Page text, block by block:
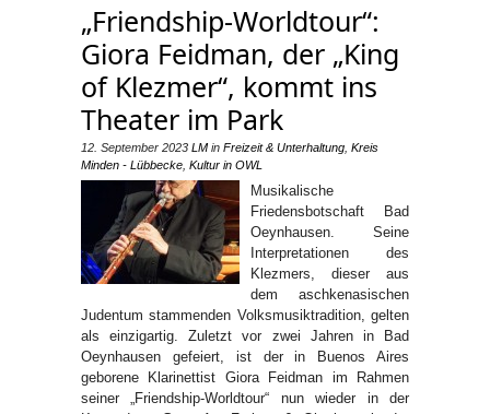
„Friendship-Worldtour“:
Giora Feidman, der „King
of Klezmer“, kommt ins
Theater im Park
12. September 2023 LM in Freizeit & Unterhaltung Kreis
Minden - Lübbecke Kultur in OWL
Musikalische
Friedensbotschaft Bad
Oeynhausen. Seine
Interpretationen des
Klezmers, dieser aus
dem aschkenasischen
Judentum stammenden Volksmusiktradition, gelten
als einzigartig. Zuletzt vor zwei Jahren in Bad
Oeynhausen gefeiert, ist der in Buenos Aires
geborene Klarinettist Giora Feidman im Rahmen
seiner „Friendship-Worldtour“ nun wieder in der